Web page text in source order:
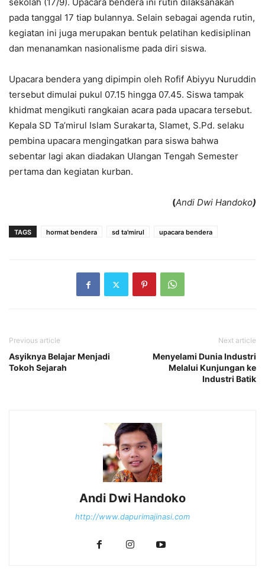
pada tanggal 17 tiap bulannya. Selain sebagai agenda rutin,
kegiatan ini juga merupakan bentuk pelatihan kedisiplinan
dan menanamkan nasionalisme pada diri siswa.
Upacara bendera yang dipimpin oleh Rofif Abiyyu Nuruddin
tersebut dimulai pukul 07.15 hingga 07.45. Siswa tampak
khidmat mengikuti rangkaian acara pada upacara tersebut.
Kepala SD Ta’mirul Islam Surakarta, Slamet, S.Pd. selaku
pembina upacara mengingatkan para siswa bahwa
sebentar lagi akan diadakan Ulangan Tengah Semester
pertama dan kegiatan kurban.
(Andi Dwi Handoko)
TAGS hormat bendera sd ta'mirul upacara bendera
Previous article
Asyiknya Belajar Menjadi
Tokoh Sejarah
Next article
Menyelami Dunia Industri
Melalui Kunjungan ke
Industri Batik
Andi Dwi Handoko
http://www.dapurimajinasi.com